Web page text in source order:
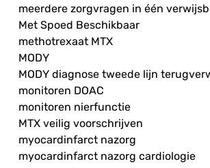
meerdere zorgvragen in één
Met Spoed Beschikbaar
methotrexaat MTX
MODY
MODY diagnose tweede lijn
monitoren DOAC
monitoren nierfunctie
MTX veilig voorschrijven
myocardinfarct nazorg
myocardinfarct nazorg cardiologie